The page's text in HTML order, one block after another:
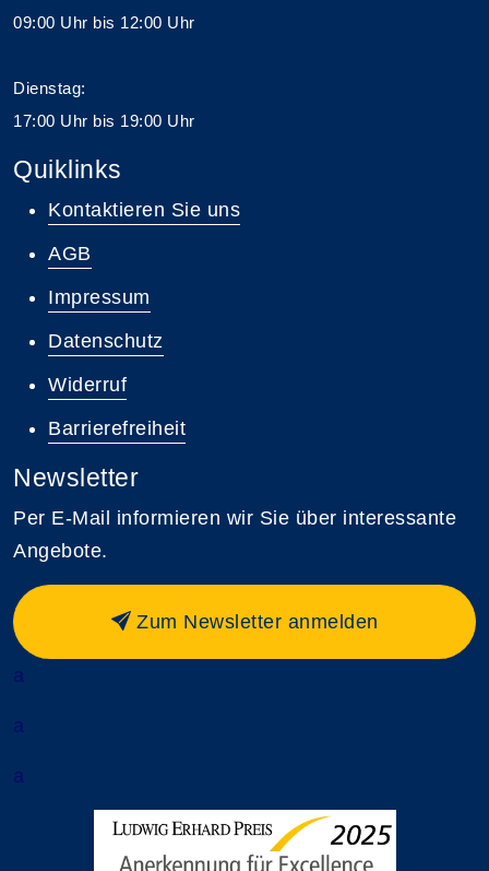
09:00 Uhr bis 12:00 Uhr
Dienstag:
17:00 Uhr bis 19:00 Uhr
Quiklinks
Kontaktieren Sie uns
AGB
Impressum
Datenschutz
Widerruf
Barrierefreiheit
Newsletter
Per E-Mail informieren wir Sie über interessante
Angebote.
Zum Newsletter anmelden
a
a
a